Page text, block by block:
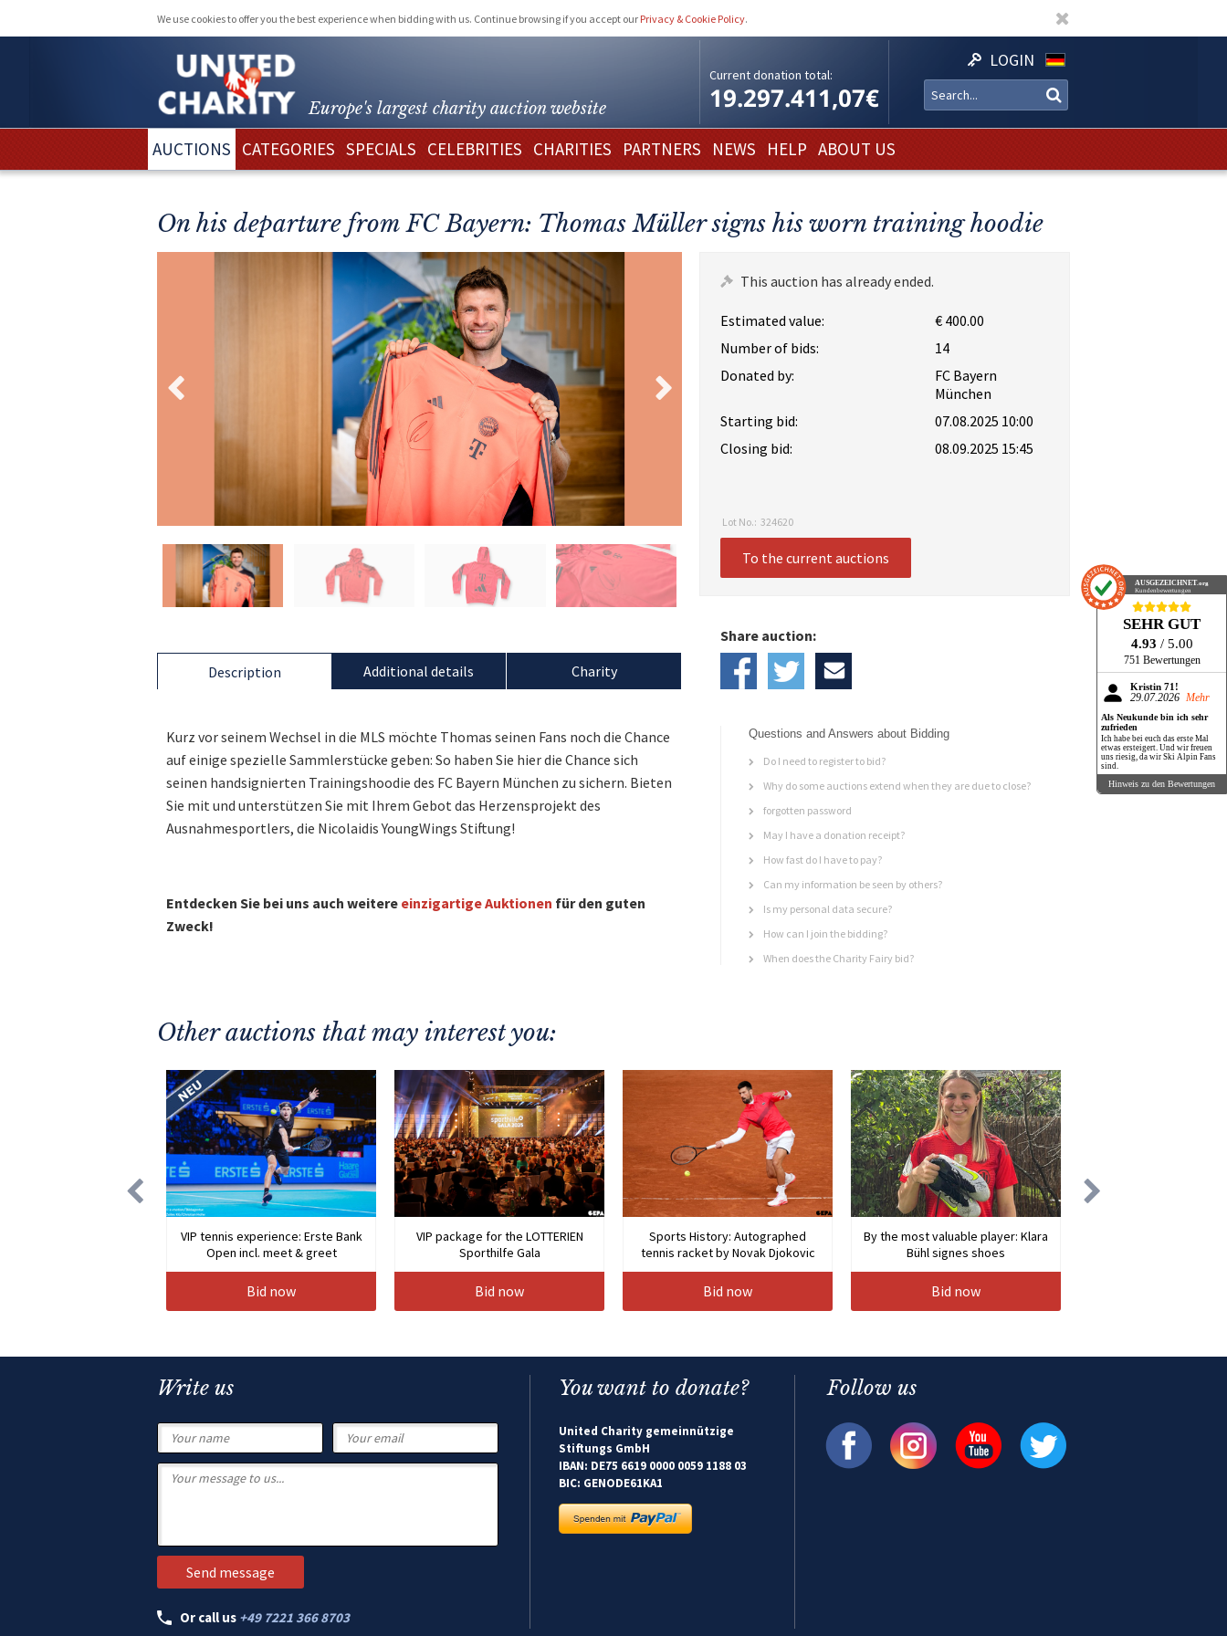
We use cookies to offer you the best experience when bidding with us. Continue browsing if you accept our Privacy & Cookie Policy.
Europe's largest charity auction website
Current donation total:
19.297.411,07€
LOGIN
AUCTIONS CATEGORIES SPECIALS CELEBRITIES CHARITIES PARTNERS NEWS HELP ABOUT US
On his departure from FC Bayern: Thomas Müller signs his worn training hoodie
This auction has already ended.
Estimated value:
€ 400.00
Number of bids:
14
Donated by:
FC Bayern
München
Starting bid:
07.08.2025 10:00
Closing bid:
08.09.2025 15:45
Lot No.: 324620
To the current auctions
Description
Kurz vor seinem Wechsel in die MLS möchte Thomas seinen Fans noch die Chance
auf einige spezielle Sammlerstücke geben: So haben Sie hier die Chance sich
seinen handsignierten Trainingshoodie des FC Bayern München zu sichern. Bieten
Sie mit und unterstützen Sie mit Ihrem Gebot das Herzensprojekt des
Ausnahmesportlers, die Nicolaidis YoungWings Stiftung!
Entdecken Sie bei uns auch weitere einzigartige Auktionen für den guten
Zweck!
Additional details Charity
Share auction:
Questions and Answers about Bidding
Do I need to register to bid?
Why do some auctions extend when they are due to close?
forgotten password
May I have a donation receipt?
How fast do I have to pay?
Can my information be seen by others?
Is my personal data secure?
How can I join the bidding?
When does the Charity Fairy bid?
Other auctions that may interest you:
VIP tennis experience: Erste Bank
Open incl. meet & greet
Bid now
VIP package for the LOTTERIEN
Sporthilfe Gala
Bid now
Sports History: Autographed
tennis racket by Novak Djokovic
Bid now
By the most valuable player: Klara
Bühl signes shoes
Bid now
Write us
Or call us +49 7221 366 8703
You want to donate?
United Charity gemeinnützige
Stiftungs GmbH
IBAN: DE75 6619 0000 0059 1188 03
BIC: GENODE61KA1
Follow us
AUSGEZEICHNET.org
Kundenbewertungen
SEHR GUT
4.93 / 5.00
751 Bewertungen
Kristin 71!
29.07.2026 Mehr
Als Neukunde bin ich sehr
zufrieden
Ich habe bei euch das erste Mal
etwas ersteigert. Und wir freuen
uns riesig, da wir Ski Alpin Fans
sind.
Hinweis zu den Bewertungen